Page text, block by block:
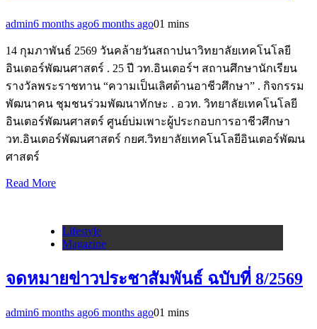
admin6 months ago6 months ago01 mins
14 กุมภาพันธ์ 2569 วันคล้ายวันสถาปนาวิทยาลัยเทคโนโลยี
อินเตอร์พัฒนศาสตร์ . 25 ปี วท.อินเตอร์ฯ สถานศึกษานักเรียน
รางวัลพระราชทาน “ความเป็นเลิศด้านอาชีวศึกษา” . กิจกรรม
พัฒนาคน ชุมชนร่วมพัฒนาทักษะ . อวท. วิทยาลัยเทคโนโลยี
อินเตอร์พัฒนศาสตร์ ศูนย์บ่มเพาะผู้ประกอบการอาชีวศึกษา
วท.อินเตอร์พัฒนศาสตร์ กยศ.วิทยาลัยเทคโนโลยีอินเตอร์พัฒน
ศาสตร์
Read More
Lifestyle
Magazine
จดหมายข่าวประชาสัมพันธ์ ฉบับที่ 8/2569
admin6 months ago6 months ago01 mins